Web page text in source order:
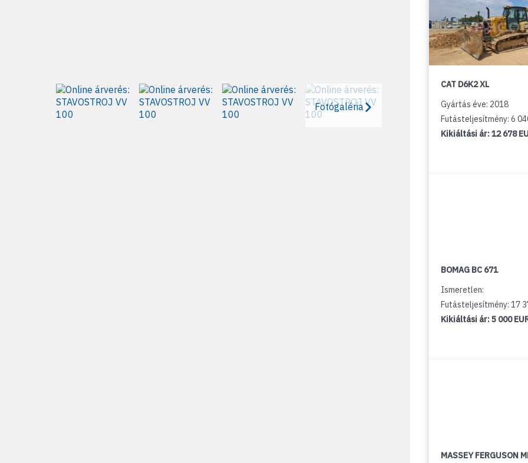
Fotógaléria
CAT D6K2 XL
Gyártás éve: 2018
Futásteljesítmény: 6
Kikiáltási ár:12 678
BOMAG BC 671
Ismeretlen:
Futásteljesítmény: 17
Kikiáltási ár:5 000
MASSEY FERGUSON